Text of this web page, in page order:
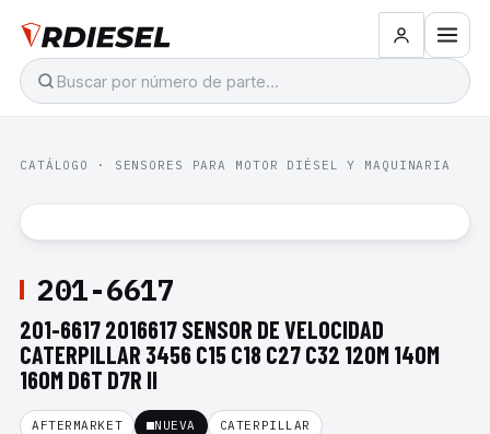
CATÁLOGO · SENSORES PARA MOTOR DIÉSEL Y MAQUINARIA
201-6617
201-6617 2016617 SENSOR DE VELOCIDAD
CATERPILLAR 3456 C15 C18 C27 C32 120M 140M
160M D6T D7R II
AFTERMARKET NUEVA CATERPILLAR